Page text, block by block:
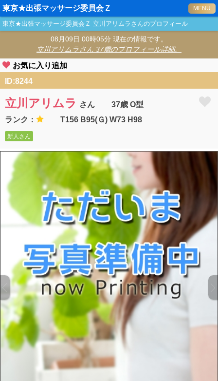
東京★出張マッサージ委員会Ｚ MENU
東京★出張マッサージ委員会Ｚ 立川アリムラ さんのプロフィール
08月09日 00時05分 現在の情報です。
立川アリムラさん 37歳のプロフィール詳細。
お気に入り追加
ID:8244
立川アリムラ さん
37歳 O型
ランク：
T156 B95(Ｇ) W73 H98
新人さん